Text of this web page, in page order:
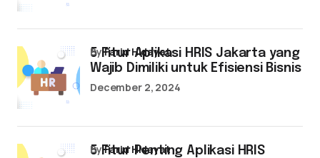
5 Fitur Aplikasi HRIS Jakarta yang
Wajib Dimiliki untuk Efisiensi Bisnis
byFarid Hidayat
December 2, 2024
5 Fitur Penting Aplikasi HRIS
byFarid Hidayat